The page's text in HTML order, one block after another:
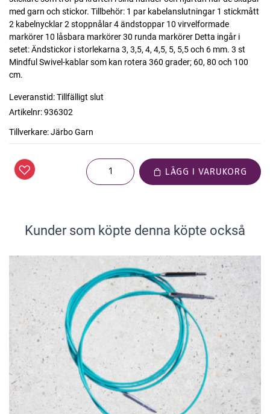
med garn och stickor. Tillbehör: 1 par kabelanslutningar 1 stickmått
2 kabelnycklar 2 stoppnålar 4 ändstoppar 10 virvelformade
markörer 10 låsbara markörer 30 runda markörer Detta ingår i
setet: Ändstickor i storlekarna 3, 3,5, 4, 4,5, 5, 5,5 och 6 mm. 3 st
Mindful Swivel-kablar som kan rotera 360 grader; 60, 80 och 100
cm.
Leveranstid:Tillfälligt slut
Artikelnr:936302
Tillverkare:Järbo Garn
LÄGG I VARUKORG
Kunder som köpte denna köpte också